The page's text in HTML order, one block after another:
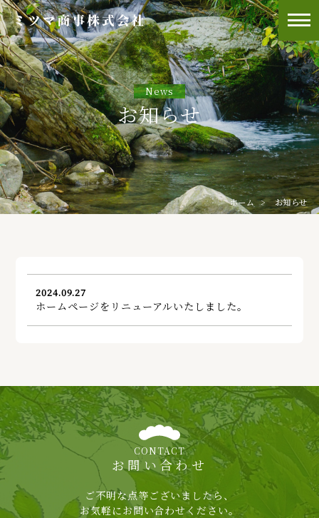
News
お知らせ
ホーム お知らせ
2024.09.27
ホームページをリニューアルいたしました。
CONTACT
お問い合わせ
ご不明な点等ございましたら、
お気軽にお問い合わせください。